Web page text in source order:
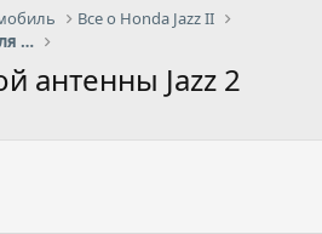
Все о Honda Jazz II
Аксессуары и запчасти для Jazz II
антенны Jazz 2